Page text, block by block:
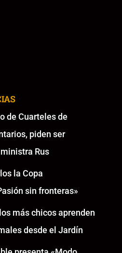
de Cuarteles de
piden ser
Rus
la Copa
sin fronteras»
más chicos aprenden
desde el Jardín